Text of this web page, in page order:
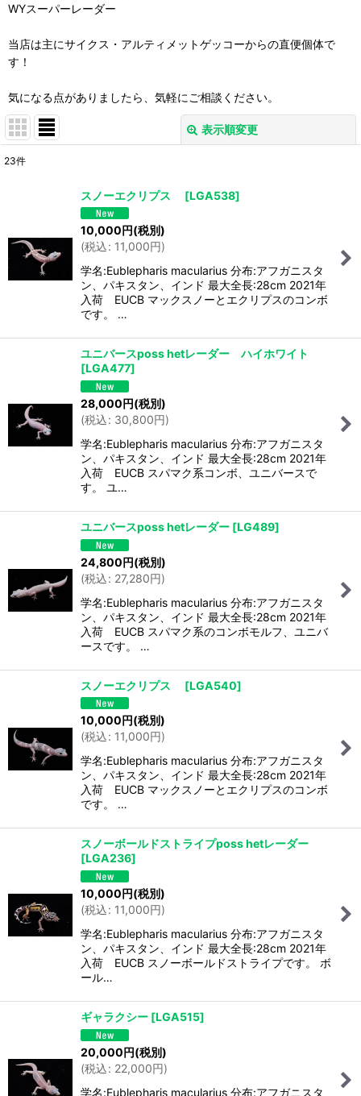
WYスーパーレーダー
当店は主にサイクス・アルティメットゲッコーからの直便個体で
す！
気になる点がありましたら、気軽にご相談ください。
表示順変更
23件
スノーエクリプス [LGA538]
10,000円(税別)
(税込: 11,000円)
学名:Eublepharis macularius 分布:アフガニスタ
ン、パキスタン、インド 最大全長:28cm 2021年
入荷 EUCB マックスノーとエクリプスのコンボ
です。 …
ユニバースposs hetレーダー ハイホワイト
[LGA477]
28,000円(税別)
(税込: 30,800円)
学名:Eublepharis macularius 分布:アフガニスタ
ン、パキスタン、インド 最大全長:28cm 2021年
入荷 EUCB スパマク系コンボ、ユニバースで
す。 ユ…
ユニバースposs hetレーダー [LG489]
24,800円(税別)
(税込: 27,280円)
学名:Eublepharis macularius 分布:アフガニスタ
ン、パキスタン、インド 最大全長:28cm 2021年
入荷 EUCB スパマク系のコンボモルフ、ユニバ
ースです。 …
スノーエクリプス [LGA540]
10,000円(税別)
(税込: 11,000円)
学名:Eublepharis macularius 分布:アフガニスタ
ン、パキスタン、インド 最大全長:28cm 2021年
入荷 EUCB マックスノーとエクリプスのコンボ
です。 …
スノーボールドストライプposs hetレーダー
[LGA236]
10,000円(税別)
(税込: 11,000円)
学名:Eublepharis macularius 分布:アフガニスタ
ン、パキスタン、インド 最大全長:28cm 2021年
入荷 EUCB スノーボールドストライプです。 ボ
ール…
ギャラクシー [LGA515]
20,000円(税別)
(税込: 22,000円)
学名:Eublepharis macularius 分布:アフガニスタ